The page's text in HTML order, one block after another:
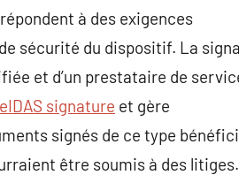
à des exigences
sécurité du dispositif. La
et d’un prestataire de
signature et gère
signés de ce type
être soumis à des